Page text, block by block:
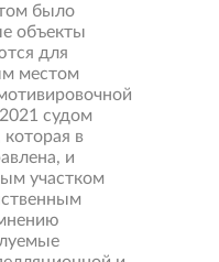
было
объекты
для
местом
судом
в
и
участком